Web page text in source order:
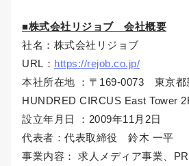
■株式会社リジョブ 会社概要
社名：株式会社リジョブ
URL： https://rejob.co.jp/
本社所在地 ：〒169-0073 東京都
HUNDRED CIRCUS East Tower
設立年月日 ：2009年11月2日
代表者：代表取締役 鈴木 一平
事業内容： 求人メディア事業、PR